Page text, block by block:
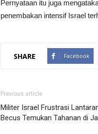
Pernyataan itu juga
penembakan intensif Israel
SHARE Facebook
Previous article
Militer Israel Frustrasi
Becus Temukan Tahanan di